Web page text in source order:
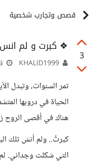
قصص وتجارب شخصية
3
❖ كبرت و لم
​تمر السنوات، وتبدل
الحياة في دروبها
هناك في أقصى الروح
​كبرتُ.. ولم أنسَ تلك
التي شكلت وجداني. لم